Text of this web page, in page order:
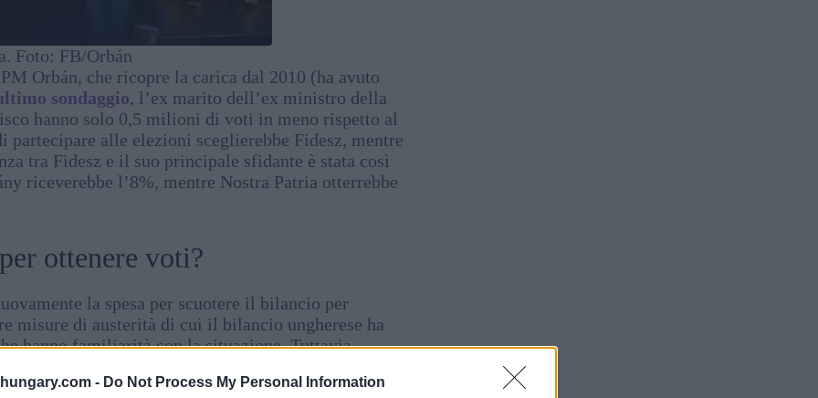
- Do Not Process My Personal Information
Foto: FB/Orbán
Orbán, che ricopre la carica dal 2010 (ha avuto
sondaggio, l’ex marito dell’ex ministro della
hanno solo 0,5 milioni di voti in meno rispetto al
alle elezioni sceglierebbe Fidesz, mentre
tra Fidesz e il suo principale sfidante è stata così
riceverebbe l’8%, mentre Nostra Patria otterrebbe
ottenere voti?
la spesa per scuotere il bilancio per
misure di austerità di cui il bilancio ungherese ha
hanno familiarità con la situazione. Tuttavia,
turno previsto e il rating creditizio del paese di fine
pari o vicina al grado di investimento più basso.